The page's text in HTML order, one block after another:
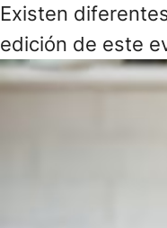
Existen
edición de este